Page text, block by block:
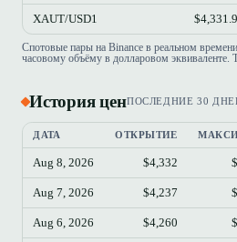
XAUT/USD1
Спотовые пары на Binance в реальном
часовому объёму в долларовом эквиваленте.
История ценПОСЛЕДНИЕ 30
ДАТА ОТКРЫТИЕ
Aug 8, 2026 $4,332
Aug 7, 2026 $4,237
Aug 6, 2026 $4,260